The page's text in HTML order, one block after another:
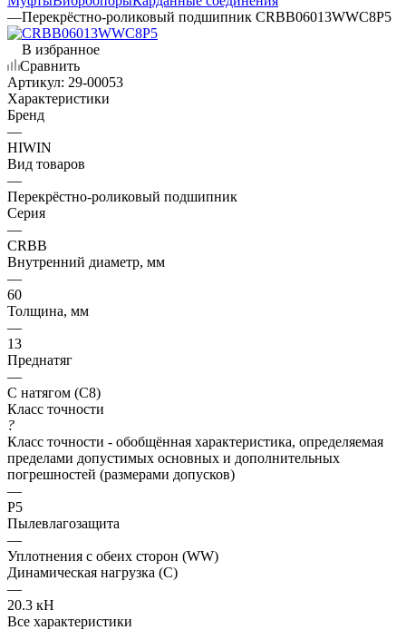
—Перекрёстно-роликовый подшипник CRBB06013WWC8P5
В избранное
Сравнить
Артикул: 29-00053
Характеристики
Бренд
—
HIWIN
Вид товаров
—
Перекрёстно-роликовый подшипник
Серия
—
CRBB
Внутренний диаметр, мм
—
60
Толщина, мм
—
13
Преднатяг
—
С натягом (C8)
Класс точности
?
Класс точности - обобщённая характеристика, определяемая
пределами допустимых основных и дополнительных
погрешностей (размерами допусков)
—
P5
Пылевлагозащита
—
Уплотнения с обеих сторон (WW)
Динамическая нагрузка (C)
—
20.3 кН
Все характеристики